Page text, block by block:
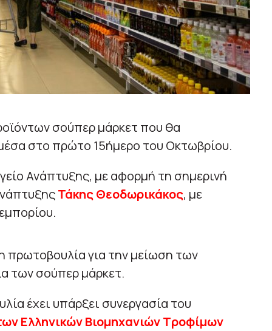
σούπερ μάρκετ που θα
στο πρώτο 15ήμερο του Οκτωβρίου.
Ανάπτυξης, με αφορμή τη σημερινή
Τάκης Θεοδωρικάκος, με
πρωτοβουλία για την μείωση των
των σούπερ μάρκετ.
έχει υπάρξει συνεργασία του
Ελληνικών Βιομηχανιών Τροφίμων